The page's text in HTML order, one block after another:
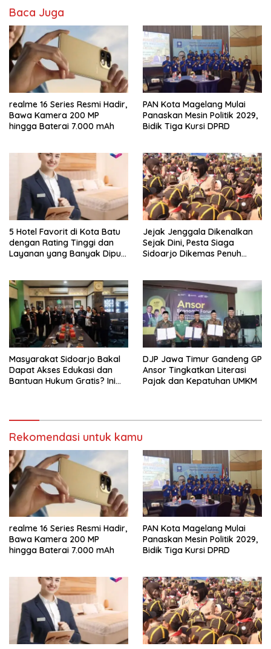
Baca Juga
realme 16 Series Resmi Hadir,
Bawa Kamera 200 MP
hingga Baterai 7.000 mAh
PAN Kota Magelang Mulai
Panaskan Mesin Politik 2029,
Bidik Tiga Kursi DPRD
5 Hotel Favorit di Kota Batu
dengan Rating Tinggi dan
Layanan yang Banyak Dipuji
Jejak Jenggala Dikenalkan
Sejak Dini, Pesta Siaga
Sidoarjo Dikemas Penuh
Masyarakat Sidoarjo Bakal
Dapat Akses Edukasi dan
Bantuan Hukum Gratis? Ini
DJP Jawa Timur Gandeng GP
Ansor Tingkatkan Literasi
Pajak dan Kepatuhan UMKM
Rekomendasi untuk kamu
realme 16 Series Resmi Hadir,
Bawa Kamera 200 MP
hingga Baterai 7.000 mAh
PAN Kota Magelang Mulai
Panaskan Mesin Politik 2029,
Bidik Tiga Kursi DPRD